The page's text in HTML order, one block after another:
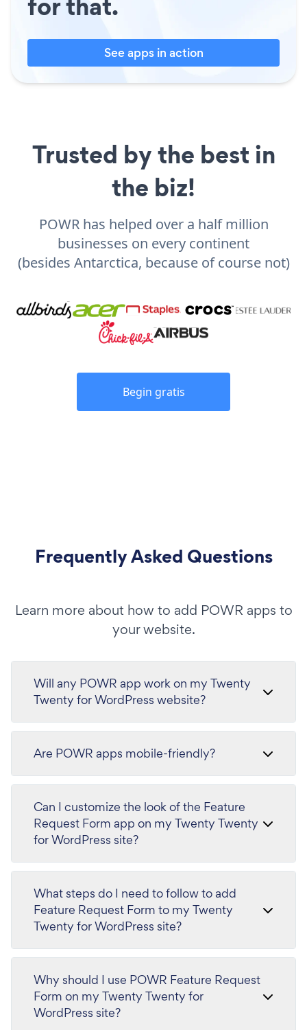
See apps in action
Trusted by the best in
the biz!
POWR has helped over a half million
businesses on every continent
(besides Antarctica, because of course not)
Begin gratis
Frequently Asked Questions
Learn more about how to add POWR apps to
your website.
Will any POWR app work on my Twenty
Twenty for WordPress website?
Are POWR apps mobile-friendly?
Can I customize the look of the Feature
Request Form app on my Twenty Twenty
for WordPress site?
What steps do I need to follow to add
Feature Request Form to my Twenty
Twenty for WordPress site?
Why should I use POWR Feature Request
Form on my Twenty Twenty for
WordPress site?